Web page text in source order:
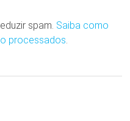
spam. Saiba como
processados